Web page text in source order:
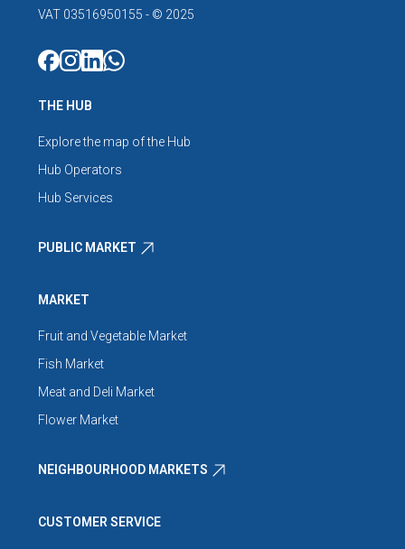
VAT 03516950155 - © 2025
THE HUB
Explore the map of the Hub
Hub Operators
Hub Services
PUBLIC MARKET
MARKET
Fruit and Vegetable Market
Fish Market
Meat and Deli Market
Flower Market
NEIGHBOURHOOD MARKETS
CUSTOMER SERVICE